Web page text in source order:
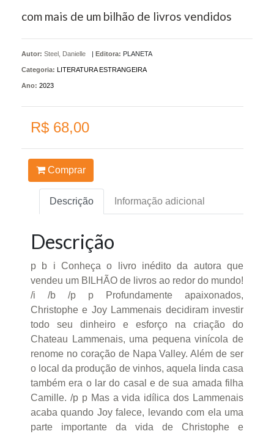
com mais de um bilhão de livros vendidos
Autor: Steel, Danielle | Editora: PLANETA
Categoria: LITERATURA ESTRANGEIRA
Ano: 2023
R$ 68,00
Comprar
Descrição Informação adicional
Descrição
p b i Conheça o livro inédito da autora que
vendeu um BILHÃO de livros ao redor do mundo!
/i /b /p p Profundamente apaixonados,
Christophe e Joy Lammenais decidiram investir
todo seu dinheiro e esforço na criação do
Chateau Lammenais, uma pequena vinícola de
renome no coração de Napa Valley. Além de ser
o local da produção de vinhos, aquela linda casa
também era o lar do casal e de sua amada filha
Camille. /p p Mas a vida idílica dos Lammenais
acaba quando Joy falece, levando com ela uma
parte importante da vida de Christophe e